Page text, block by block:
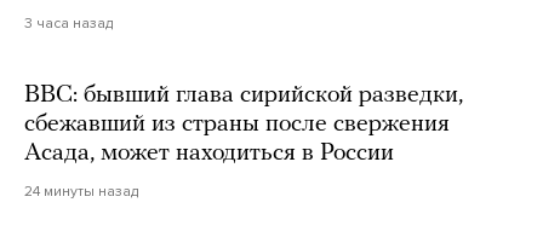
3 часа назад
BBC: бывший глава сирийской разведки,
сбежавший из страны после свержения
Асада, может находиться в России
24 минуты назад